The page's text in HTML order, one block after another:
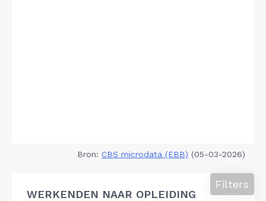
Bron: CBS microdata (EBB) (05-03-2026)
WERKENDEN NAAR OPLEIDING
Filters